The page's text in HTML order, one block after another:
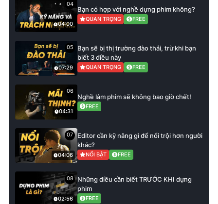
04
04:00
Bạn có hợp với nghề dựng phim không?
QUAN TRỌNG FREE
05
07:29
Bạn sẽ bị thị trường đào thải, trừ khi bạn
biết 3 điều này
QUAN TRỌNG FREE
06
04:31
Nghề làm phim sẽ không bao giờ chết!
FREE
07
04:06
Editor cần kỹ năng gì để nổi trội hơn người
khác?
NỔI BẬT FREE
08
02:56
Những điều cần biết TRƯỚC KHI dựng
phim
FREE